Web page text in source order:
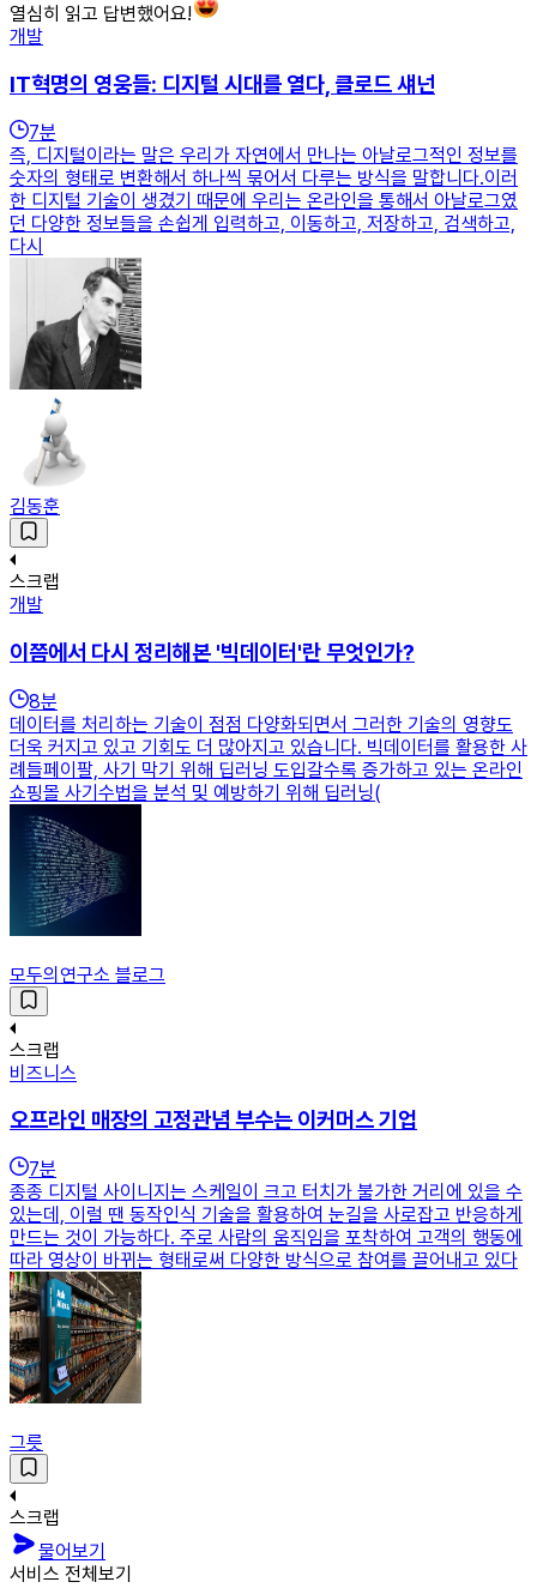
열심히 읽고 답변했어요!
개발
IT혁명의 영웅들: 디지털 시대를 열다, 클로드 섀넌
7분
즉, 디지털이라는 말은 우리가 자연에서 만나는 아날로그적인 정보를
숫자의 형태로 변환해서 하나씩 묶어서 다루는 방식을 말합니다.이러
한 디지털 기술이 생겼기 때문에 우리는 온라인을 통해서 아날로그였
던 다양한 정보들을 손쉽게 입력하고, 이동하고, 저장하고, 검색하고,
다시
김동훈
스크랩
개발
이쯤에서 다시 정리해본 '빅데이터'란 무엇인가?
8분
데이터를 처리하는 기술이 점점 다양화되면서 그러한 기술의 영향도
더욱 커지고 있고 기회도 더 많아지고 있습니다. 빅데이터를 활용한 사
례들페이팔, 사기 막기 위해 딥러닝 도입갈수록 증가하고 있는 온라인
쇼핑몰 사기수법을 분석 및 예방하기 위해 딥러닝(
모두의연구소 블로그
스크랩
비즈니스
오프라인 매장의 고정관념 부수는 이커머스 기업
7분
종종 디지털 사이니지는 스케일이 크고 터치가 불가한 거리에 있을 수
있는데, 이럴 땐 동작인식 기술을 활용하여 눈길을 사로잡고 반응하게
만드는 것이 가능하다. 주로 사람의 움직임을 포착하여 고객의 행동에
따라 영상이 바뀌는 형태로써 다양한 방식으로 참여를 끌어내고 있다
그릇
스크랩
물어보기
서비스 전체보기